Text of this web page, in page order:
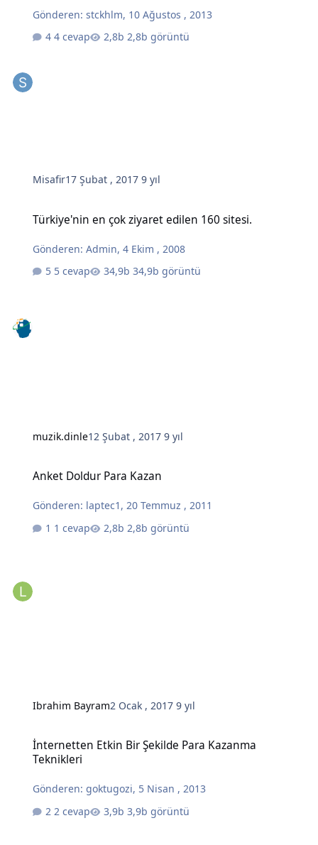
Gönderen:stckhlm, 10 Ağustos , 2013
4 cevap
2,8b görüntü
Misafir17 Şubat , 20179 yıl
Türkiye'nin en çok ziyaret edilen 160 sitesi.
Gönderen:Admin,4 Ekim , 2008
5 cevap
34,9b görüntü
muzik.dinle12 Şubat , 20179 yıl
Anket Doldur Para Kazan
Gönderen: laptec1 ,20 Temmuz , 2011
1 cevap
2,8b görüntü
Ibrahim Bayram2 Ocak , 20179 yıl
İnternetten Etkin Bir Şekilde Para Kazanma
Teknikleri
Gönderen:goktugozi, 5 Nisan , 2013
2 cevap
3,9b görüntü